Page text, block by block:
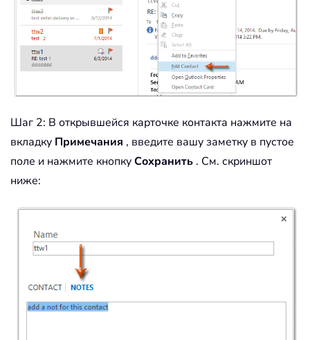
Шаг 2: В открывшейся карточке контакта нажмите на
вкладку Примечания , введите вашу заметку в пустое
поле и нажмите кнопкуСохранить . См. скриншот
ниже: